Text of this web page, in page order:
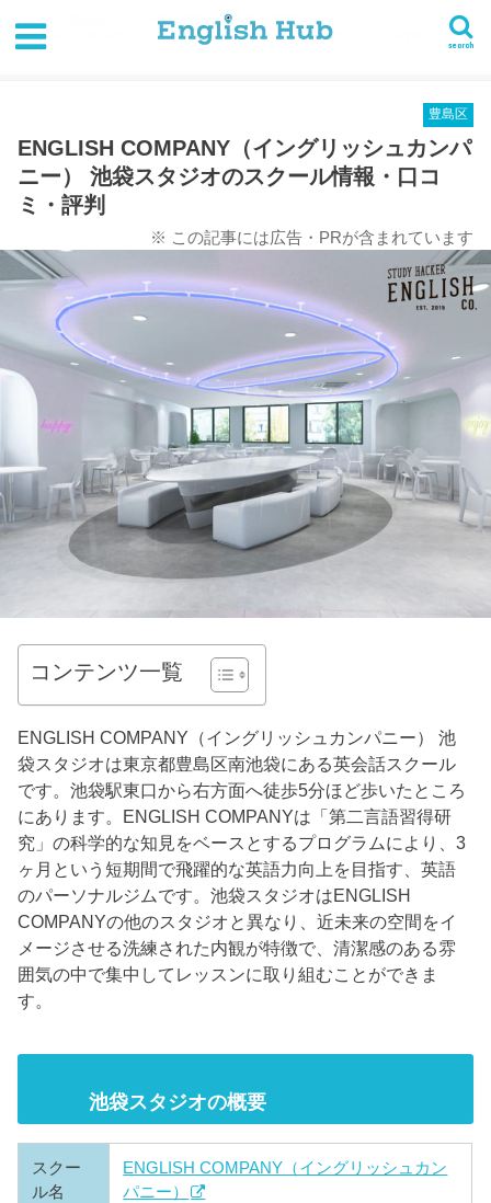
search
英会話スクール一覧 東京都
豊島区
ENGLISH COMPANY（イングリッシュカンパニー） 池袋スタジオのスクール情報・口コミ・
評判
豊島区
ENGLISH COMPANY（イングリッシュカンパ
ニー） 池袋スタジオのスクール情報・口コ
ミ・評判
※ この記事には広告・PRが含まれています
コンテンツ一覧
ENGLISH COMPANY（イングリッシュカンパニー） 池
袋スタジオは東京都豊島区南池袋にある英会話スクール
です。池袋駅東口から右方面へ徒歩5分ほど歩いたところ
にあります。ENGLISH COMPANYは「第二言語習得研
究」の科学的な知見をベースとするプログラムにより、3
ヶ月という短期間で飛躍的な英語力向上を目指す、英語
のパーソナルジムです。池袋スタジオはENGLISH
COMPANYの他のスタジオと異なり、近未来の空間をイ
メージさせる洗練された内観が特徴で、清潔感のある雰
囲気の中で集中してレッスンに取り組むことができま
す。
池袋スタジオの概要
スクー
ル名
ENGLISH COMPANY（イングリッシュカン
パニー）